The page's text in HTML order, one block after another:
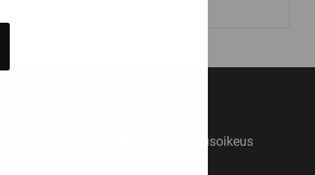
14 päivän vaihto- ja palautusoikeus